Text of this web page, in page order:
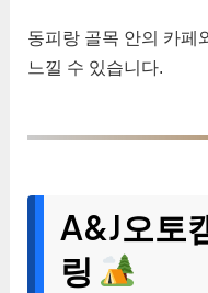
동피랑 골목 안의 카페
느낄 수 있습니다.
A&J오토
링